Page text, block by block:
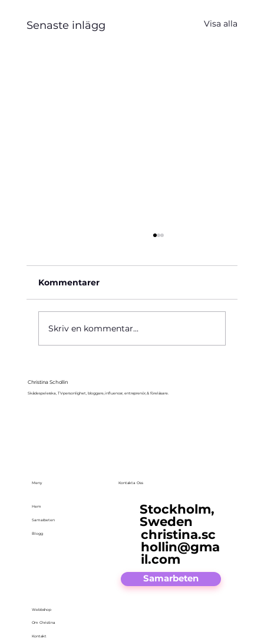
Senaste inlägg Visa alla
Kommentarer
Skriv en kommentar...
Christina Schollin
Skådespelerska, TV-personlighet, bloggare, influencer, entreprenör, & föreläsare.
Meny
Hem
Samarbeten
Blogg
Webbshop
Om Christina
Kontakt
Kontakta Oss
Stockholm,
Sweden
christina.sc
hollin@gma
il.com
Samarbeten